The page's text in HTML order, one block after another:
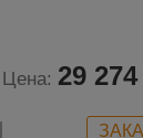
Цена: 29 274